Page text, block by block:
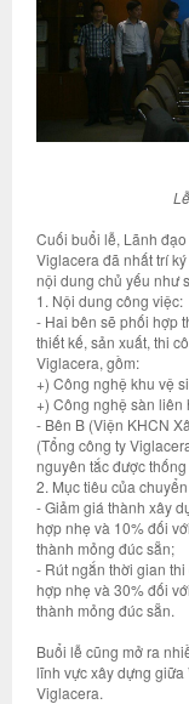
Lễ ký kết
Cuối buổi lễ, Lãnh
Viglacera đã nhất trí
nội dung chủ yếu như
1. Nội dung công việc:
- Hai bên sẽ phối hợp
thiết kế, sản xuất, thi
Viglacera, gồm:
+) Công nghệ khu vệ
+) Công nghệ sàn liên
- Bên B (Viện KHCN
(Tổng công ty
nguyên tắc được thống
2. Mục tiêu của
- Giảm giá thành xây
hợp nhẹ và 10% đối
thành mỏng đúc sẵn;
- Rút ngắn thời gian
hợp nhẹ và 30% đối
thành mỏng đúc sẵn.
Buổi lễ cũng mở ra
lĩnh vực xây dựng
Viglacera.